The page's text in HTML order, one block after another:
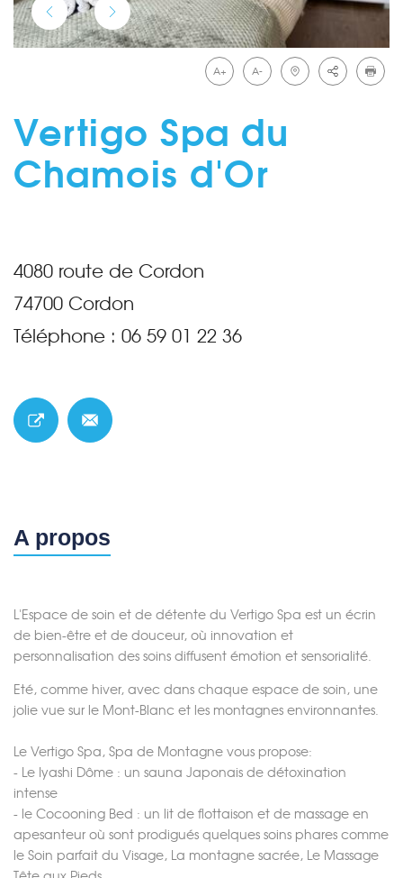
A+ A-
Vertigo Spa du
Chamois d'Or
4080 route de Cordon
74700 Cordon
Téléphone : 06 59 01 22 36
A propos
L'Espace de soin et de détente du Vertigo Spa est un écrin
de bien-être et de douceur, où innovation et
personnalisation des soins diffusent émotion et sensorialité.
Eté, comme hiver, avec dans chaque espace de soin, une
jolie vue sur le Mont-Blanc et les montagnes environnantes.
Le Vertigo Spa, Spa de Montagne vous propose:
- Le Iyashi Dôme : un sauna Japonais de détoxination
intense
- le Cocooning Bed : un lit de flottaison et de massage en
apesanteur où sont prodigués quelques soins phares comme
le Soin parfait du Visage, La montagne sacrée, Le Massage